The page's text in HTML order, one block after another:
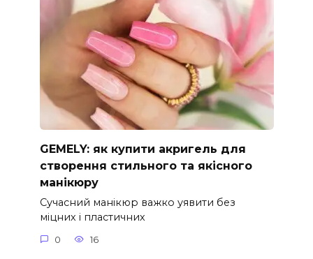
GEMELY: як купити акригель для
створення стильного та якісного
манікюру
Сучасний манікюр важко уявити без
міцних і пластичних
0 16